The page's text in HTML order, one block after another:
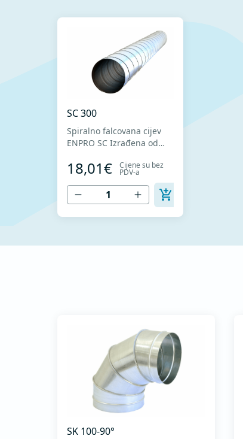
SC 300
Spiralno falcovana cijev
ENPRO SC Izrađena od
pocinkovanog lima DX51D
+ Z275 za hladno
oblikovanje. U skladu sa
standardima MEST EN
1506 I MEST EN 12237.
18,01€ Cijene su bez
PDV-a
SK 100-90°